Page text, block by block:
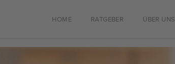
HOME RATGEBER ÜBER UNS